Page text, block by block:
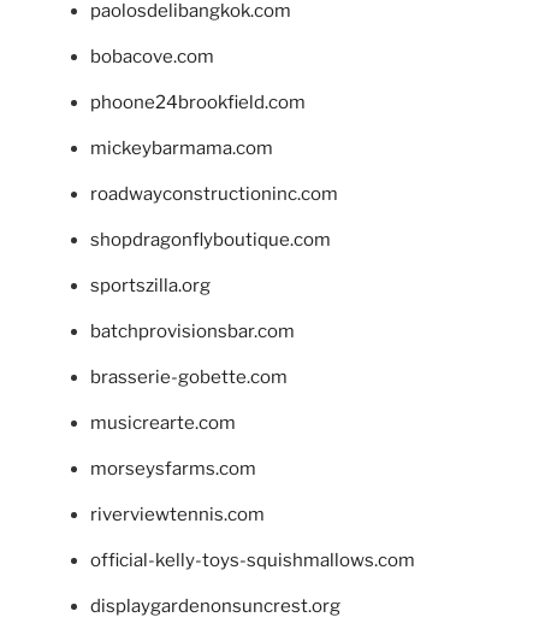
paolosdelibangkok.com
bobacove.com
phoone24brookfield.com
mickeybarmama.com
roadwayconstructioninc.com
shopdragonflyboutique.com
sportszilla.org
batchprovisionsbar.com
brasserie-gobette.com
musicrearte.com
morseysfarms.com
riverviewtennis.com
official-kelly-toys-squishmallows.com
displaygardenonsuncrest.org